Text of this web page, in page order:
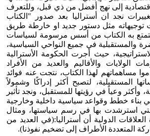
إلى نهج أفضل من ذي قبل، وللتعرف
نجد ان أستراليا بعد صدور "الكتاب
توجيهاته مثل دستور جديد او خارطة طريق
يتمتع به الكتاب من أسس مرسومة لسياسات
والمستقبلية في جميع النواحي السياسية،
الاستراتيجية، حيث أجرت الحكومة الأسترالية
الولايات والأقاليم والعديد من الأفراد
مساهماتهم لهذا الكتاب، نتجت عنه فوائد
المستقبلية، لتصبح أكثر إدراكًا وشمولاً
وأكثر وعياً في رؤيتها للمستقبل، ونجد تأثير
بناء خطط وقواعد سياسية داخلية وخارجية
استرشدت بها في رسم سياستها، ومثال
الدولية أن أستراليا:(في العديد من
المتعددة الأطراف إلى تضخيم نفوذنا).